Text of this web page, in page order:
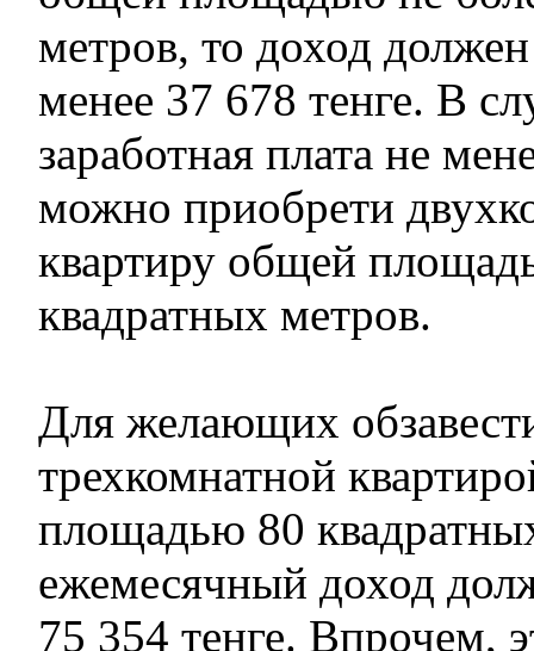
метров, то доход должен
менее 37 678 тенге. В
заработная плата не
можно приобрети
квартиру общей
квадратных метров.
Для желающих
трехкомнатной
площадью 80
ежемесячный доход
75 354 тенге. Впрочем,